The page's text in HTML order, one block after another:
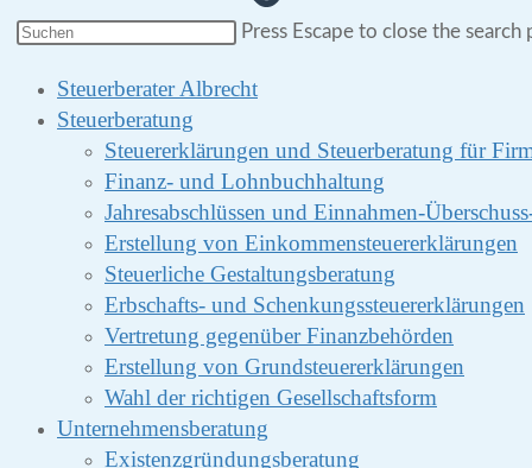
Press Escape to close the search
Steuerberater Albrecht
Steuerberatung
Steuererklärungen und Steuerberatung für
Finanz- und Lohnbuchhaltung
Jahresabschlüssen und Einnahmen-
Erstellung von Einkommensteuererklärungen
Steuerliche Gestaltungsberatung
Erbschafts- und Schenkungssteuererklärungen
Vertretung gegenüber Finanzbehörden
Erstellung von Grundsteuererklärungen
Wahl der richtigen Gesellschaftsform
Unternehmensberatung
Existenzgründungsberatung